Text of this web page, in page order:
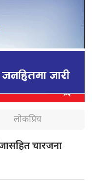
लोकप्रिय
चारजना